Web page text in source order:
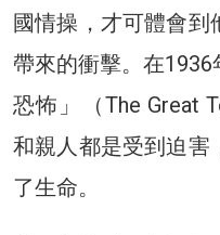
國情操，才可體會到
帶來的衝擊。在
恐怖」（The Great
和親人都是受到迫害
了生命。